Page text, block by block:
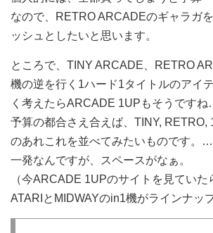
なので、RETRO ARCADEのギャラガ
ッシュとしたいと思います。
ところで、TINY ARCADE、RETRO
機の逆を行く1ハード1タイトルのアイ
く考えたらARCADE 1UPもそうです
予算の都合さえ合えば、TINY, RETRO,
のあれこれを並べてみたいものです。
一発なんですが、スペースがなぁ。
（今ARCADE 1UPのサイトを見ていた
ATARIとMIDWAYのin1機がラインナッ